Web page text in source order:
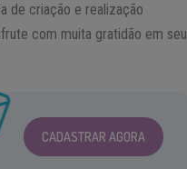
de criação e realização
com muita gratidão em seu
CADASTRAR AGORA